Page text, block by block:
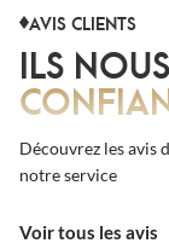
AVIS CLIENTS
ILS
Découvrez les avis
notre service
Voir tous les avis